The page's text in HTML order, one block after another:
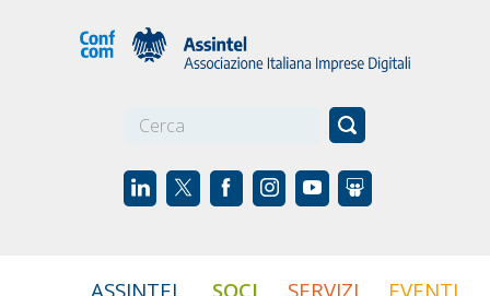
ASSINTEL SOCI SERVIZI EVENTI